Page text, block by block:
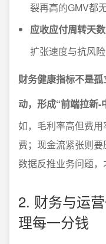
裂再高的GMV都
应收应付周转天数
扩张速度与抗风险
财务健康指标不是
动，形成“前端拉新-
如，毛利率高但费
费；现金流紧张则
数据反推业务问题，
2. 财务与运
理每一分钱